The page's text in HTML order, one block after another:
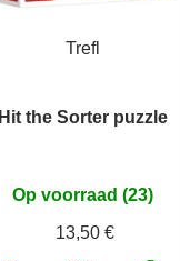
Trefl
Hit the Sorter puzzle
Op voorraad (23)
13,50 €